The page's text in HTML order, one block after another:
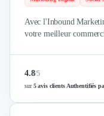
Avec l'Inbound
votre meilleur
4.8/5
sur5 avis clients Authentifiés